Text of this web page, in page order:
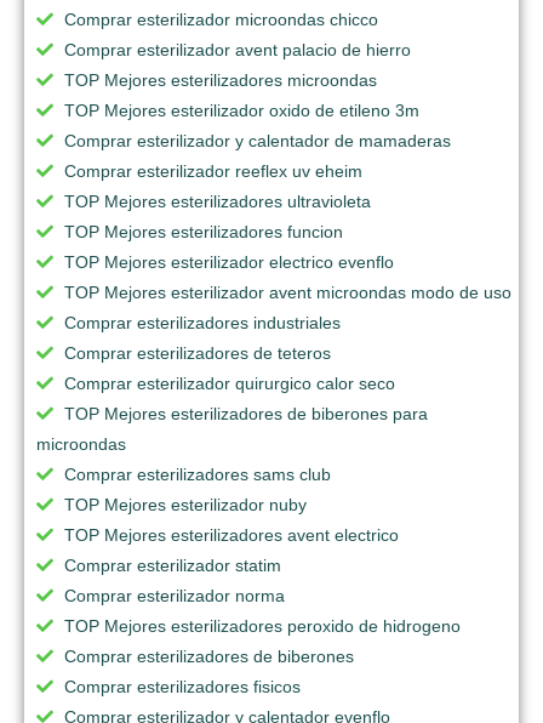
Comprar esterilizador microondas chicco
Comprar esterilizador avent palacio de hierro
TOP Mejores esterilizadores microondas
TOP Mejores esterilizador oxido de etileno 3m
Comprar esterilizador y calentador de mamaderas
Comprar esterilizador reeflex uv eheim
TOP Mejores esterilizadores ultravioleta
TOP Mejores esterilizadores funcion
TOP Mejores esterilizador electrico evenflo
TOP Mejores esterilizador avent microondas modo de uso
Comprar esterilizadores industriales
Comprar esterilizadores de teteros
Comprar esterilizador quirurgico calor seco
TOP Mejores esterilizadores de biberones para
microondas
Comprar esterilizadores sams club
TOP Mejores esterilizador nuby
TOP Mejores esterilizadores avent electrico
Comprar esterilizador statim
Comprar esterilizador norma
TOP Mejores esterilizadores peroxido de hidrogeno
Comprar esterilizadores de biberones
Comprar esterilizadores fisicos
Comprar esterilizador y calentador evenflo